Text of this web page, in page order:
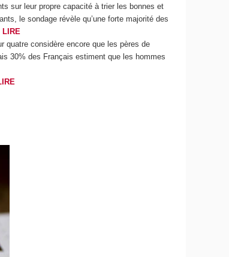
sur leur propre capacité à trier les bonnes et
le sondage révèle qu’une forte majorité des
LIRE
quatre considère encore que les pères de
30% des Français estiment que les hommes